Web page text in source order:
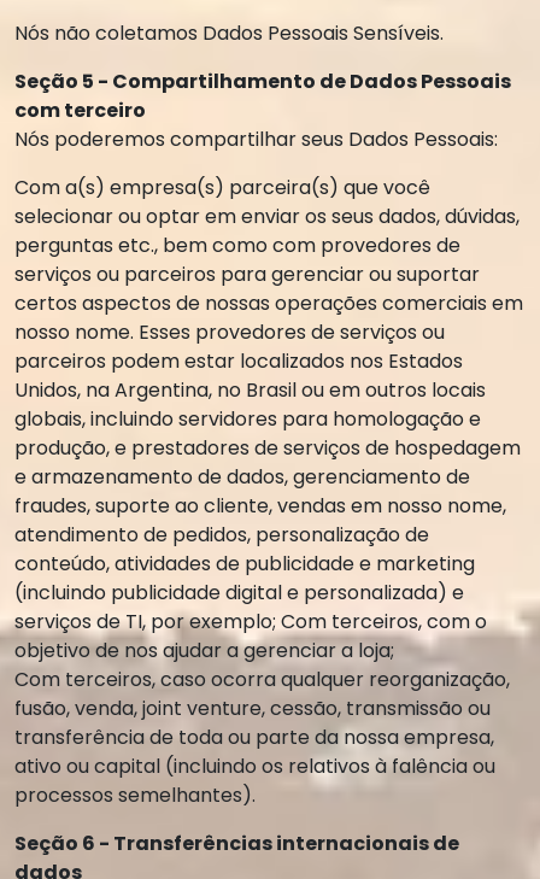
Nós não coletamos Dados Pessoais Sensíveis.
Seção 5 - Compartilhamento de Dados Pessoais
com terceiro
Nós poderemos compartilhar seus Dados Pessoais:
Com a(s) empresa(s) parceira(s) que você
selecionar ou optar em enviar os seus dados, dúvidas,
perguntas etc., bem como com provedores de
serviços ou parceiros para gerenciar ou suportar
certos aspectos de nossas operações comerciais em
nosso nome. Esses provedores de serviços ou
parceiros podem estar localizados nos Estados
Unidos, na Argentina, no Brasil ou em outros locais
globais, incluindo servidores para homologação e
produção, e prestadores de serviços de hospedagem
e armazenamento de dados, gerenciamento de
fraudes, suporte ao cliente, vendas em nosso nome,
atendimento de pedidos, personalização de
conteúdo, atividades de publicidade e marketing
(incluindo publicidade digital e personalizada) e
serviços de TI, por exemplo; Com terceiros, com o
objetivo de nos ajudar a gerenciar a loja;
Com terceiros, caso ocorra qualquer reorganização,
fusão, venda, joint venture, cessão, transmissão ou
transferência de toda ou parte da nossa empresa,
ativo ou capital (incluindo os relativos à falência ou
processos semelhantes).
Seção 6 - Transferências internacionais de
dados